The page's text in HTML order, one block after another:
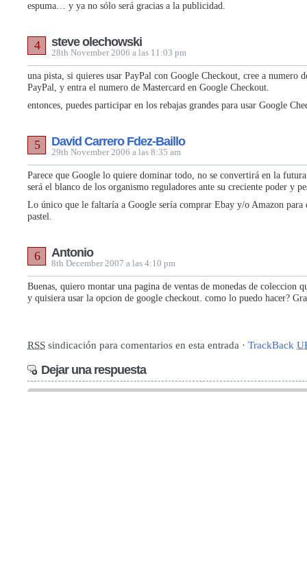
espuma… y ya no sólo será gracias a la publicidad.
steve olechowski
28th November 2006 a las 11:03 pm
4
una pista, si quieres usar PayPal con Google Checkout, cree a numero
PayPal, y entra el numero de Mastercard en Google Checkout.
entonces, puedes participar en los rebajas grandes para usar Google
David Carrero Fdez-Baillo
29th November 2006 a las 8:35 am
5
Parece que Google lo quiere dominar todo, no se convertirá en la
será el blanco de los organismo reguladores ante su creciente poder y
Lo único que le faltaría a Google sería comprar Ebay y/o Amazon para
pastel.
Antonio
8th December 2007 a las 4:10 pm
6
Buenas, quiero montar una pagina de ventas de monedas de coleccion
y quisiera usar la opcion de google checkout. como lo puedo hacer?
RSS sindicación para comentarios en esta entrada · TrackBack
Dejar una respuesta